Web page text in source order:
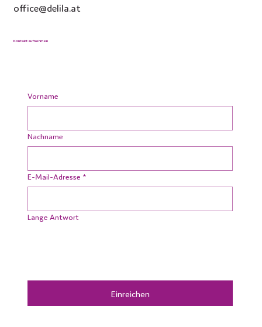
office@delila.at
Kontakt aufnehmen
Vorname
Nachname
E-Mail-Adresse *
Lange Antwort
Einreichen